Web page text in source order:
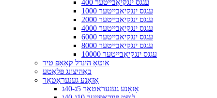
400 עגגס ינגקיאַבייטער
1000 עגגס ינגקיאַבייטער
2000 עגגס ינגקיאַבייטער
4000 עגגס ינגקיאַבייטער
6000 עגגס ינגקיאַבייטער
8000 עגגס ינגקיאַבייטער
10000 עגגס ינגקיאַבייטער
אַוטאָ הינדל קאָאָפּ טיר
באַהיצונג פּלאַטע
אָזאָנע גענעראַטאָר
אָזאָנע גענעראַטאָר 5ג-40ג